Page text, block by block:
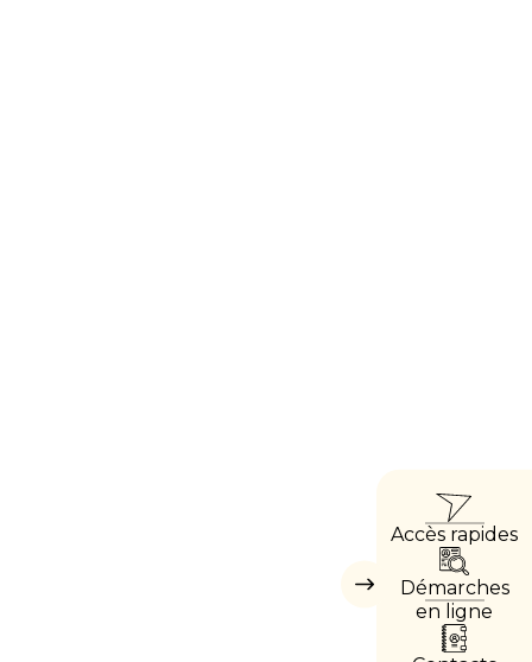
Masquer
Accès rapides
Démarches
en ligne